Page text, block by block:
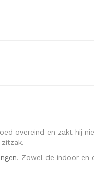
overeind en zakt hij
zitzak.
. Zowel de indoor en